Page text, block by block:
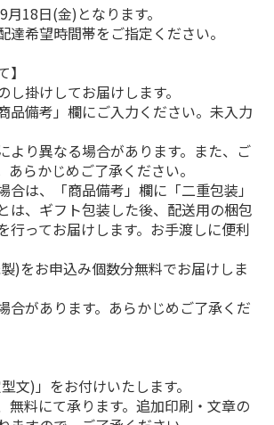
18日(金)となります。
希望時間帯をご指定ください。
掛けしてお届けします。
備考」欄にご入力ください。未入力
り異なる場合があります。また、ご
らかじめご了承ください。
は、「商品備考」欄に「二重包装」
は、ギフト包装した後、配送用の梱包
行ってお届けします。お手渡しに便利
)をお申込み個数分無料でお届けしま
があります。あらかじめご了承くだ
)」をお付けいたします。
料にて承ります。追加印刷・文章の